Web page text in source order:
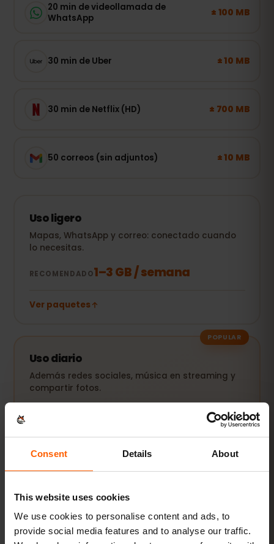
Consent Details About
This website uses cookies
We use cookies to personalise content and ads, to
provide social media features and to analyse our traffic.
20 min de videollamada de
WhatsApp
± 100 MB
30 min de Uber ± 10 MB
30 min de Netflix (HD) ± 700 MB
50 correos (sin adjuntos) ± 10 MB
Uso ligero
Mapas, WhatsApp y correo: conectado cuando
lo necesitas.
RECOMENDADO1–3 GB / semana
Ver paquetes
POPULAR
Uso diario
Además redes sociales, música en streaming y
compartir fotos.
Streaming y hotspot
Vídeos, videollamadas y conexión para tu
portátil o tablet.